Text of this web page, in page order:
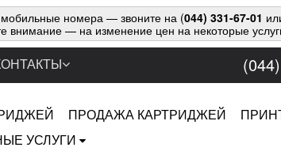
номера — звоните на (044) 331-67-01
внимание — на изменение цен на некоторые
ПРОДАЖА КАРТРИДЖЕЙ
УСЛУГИ